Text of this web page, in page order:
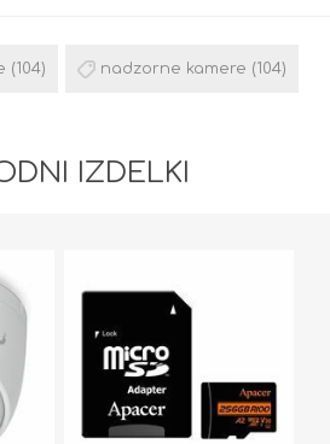
(104) nadzorne kamere (104)
IZDELKI